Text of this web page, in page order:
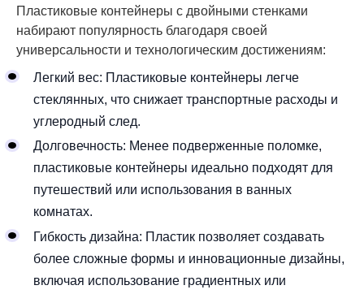
Пластиковые контейнеры с двойными стенками
набирают популярность благодаря своей
универсальности и технологическим достижениям:
Легкий вес: Пластиковые контейнеры легче
стеклянных, что снижает транспортные расходы и
углеродный след.
Долговечность: Менее подверженные поломке,
пластиковые контейнеры идеально подходят для
путешествий или использования в ванных
комнатах.
Гибкость дизайна: Пластик позволяет создавать
более сложные формы и инновационные дизайны,
включая использование градиентных или